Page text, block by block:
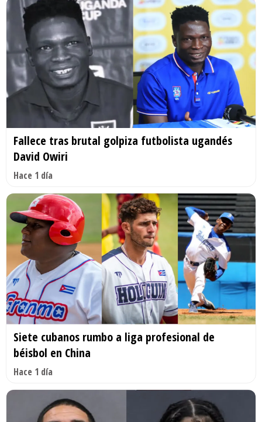
Fallece tras brutal golpiza futbolista ugandés
David Owiri
Hace 1 día
Siete cubanos rumbo a liga profesional de
béisbol en China
Hace 1 día